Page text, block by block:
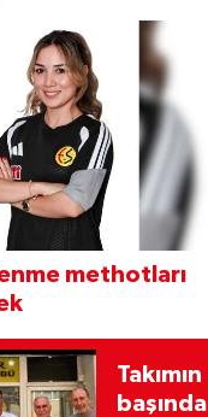
methotları
Takımın
başında